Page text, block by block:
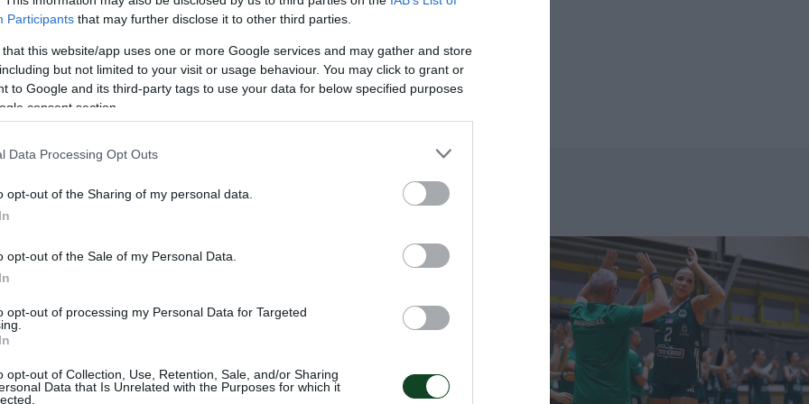
Participants that may further disclose it to other third parties.
that this website/app uses one or more Google services and may gather and store
but not limited to your visit or usage behaviour. You may click to grant or
to Google and its third-party tags to use your data for below specified purposes
consent section.
Data Processing Opt Outs
opt-out of the Sharing of my personal data.
opt-out of the Sale of my Personal Data.
opt-out of processing my Personal Data for Targeted
opt-out of Collection, Use, Retention, Sale, and/or Sharing
Data that Is Unrelated with the Purposes for which it
πολύ σημαντικό ότι βρίσκεται σε μια από τις κορυφαίες
στην ηλικία της.